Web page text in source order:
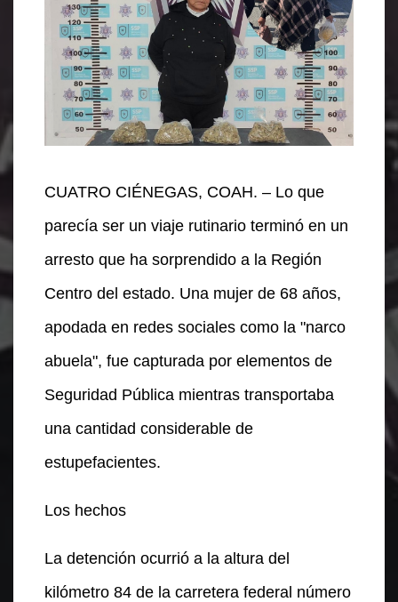
CUATRO CIÉNEGAS, COAH. – Lo que
parecía ser un viaje rutinario terminó en un
arresto que ha sorprendido a la Región
Centro del estado. Una mujer de 68 años,
apodada en redes sociales como la "narco
abuela", fue capturada por elementos de
Seguridad Pública mientras transportaba
una cantidad considerable de
estupefacientes.
Los hechos
La detención ocurrió a la altura del
kilómetro 84 de la carretera federal número